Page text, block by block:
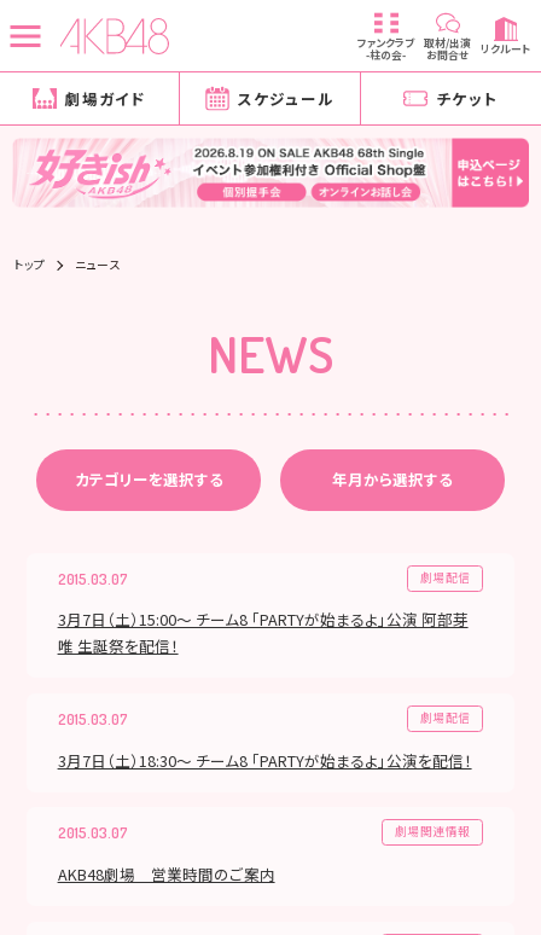
ファンクラブ
-柱の会-
取材/出演
お問合せ リクルート
劇場ガイド スケジュール チケット
トップ ニュース
NEWS
カテゴリーを選択する 年月から選択する
2015.03.07 劇場配信
3月7日（土）15:00～ チーム8 「PARTYが始まるよ」公演 阿部芽
唯 生誕祭を配信！
2015.03.07 劇場配信
3月7日（土）18:30～ チーム8 「PARTYが始まるよ」公演を配信！
2015.03.07 劇場関連情報
AKB48劇場 営業時間のご案内